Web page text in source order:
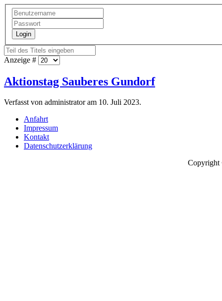
Login
Anzeige #
Aktionstag Sauberes Gundorf
Verfasst von administrator am 10. Juli 2023.
Anfahrt
Impressum
Kontakt
Datenschutzerklärung
Copyright